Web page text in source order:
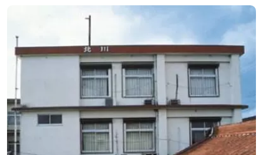
鳥ヶ浜は当館の目の前！宿を一歩出れば、満天の星空！周りに何も
ない場所だからこそ、星空がき...